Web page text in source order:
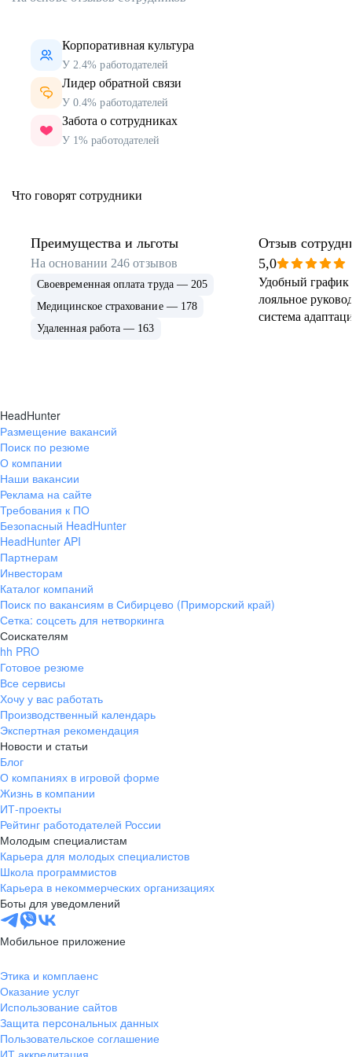
Корпоративная культура
У 2.4% работодателей
Лидер обратной связи
У 0.4% работодателей
Забота о сотрудниках
У 1% работодателей
Что говорят сотрудники
Преимущества и льготы
На основании 246 отзывов
Своевременная оплата труда — 205
Медицинское страхование — 178
Удаленная работа — 163
Отзыв
5,0
Удобный график
лояльное
система
HeadHunter
Размещение вакансий
Поиск по резюме
О компании
Наши вакансии
Реклама на сайте
Требования к ПО
Безопасный HeadHunter
HeadHunter API
Партнерам
Инвесторам
Каталог компаний
Поиск по вакансиям в Сибирцево (Приморский край)
Сетка: соцсеть для нетворкинга
Соискателям
hh PRO
Готовое резюме
Все сервисы
Хочу у вас работать
Производственный календарь
Экспертная рекомендация
Новости и статьи
Блог
О компаниях в игровой форме
Жизнь в компании
ИТ-проекты
Рейтинг работодателей России
Молодым специалистам
Карьера для молодых специалистов
Школа программистов
Карьера в некоммерческих организациях
Боты для уведомлений
Мобильное приложение
Этика и комплаенс
Оказание услуг
Использование сайтов
Защита персональных данных
Пользовательское соглашение